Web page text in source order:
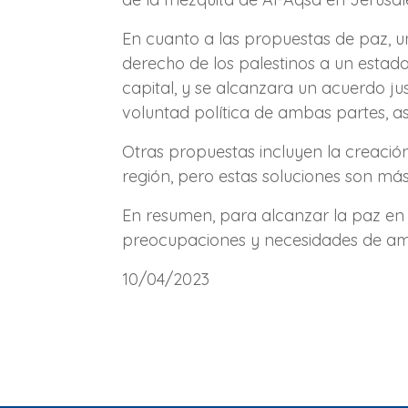
En cuanto a las propuestas de paz,
derecho de los palestinos a un
capital, y se alcanzara un acuerdo
voluntad política de ambas partes,
Otras propuestas incluyen la
región, pero estas soluciones son
En resumen, para alcanzar la paz
preocupaciones y necesidades de
10/04/2023